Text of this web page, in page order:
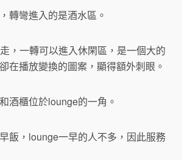
轉彎進入的是酒水區。
，一轉可以進入休閑區，是一個大的
在播放變換的圖案，顯得額外刺眼。
酒櫃位於lounge的一角。
飯，lounge一早的人不多，因此服務